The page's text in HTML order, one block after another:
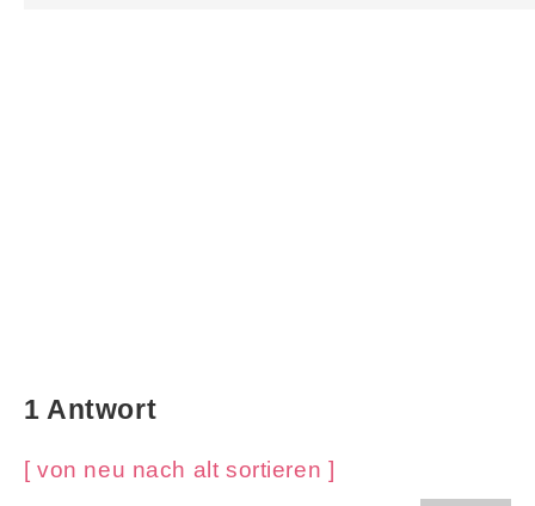
1 Antwort
[ von neu nach alt sortieren ]